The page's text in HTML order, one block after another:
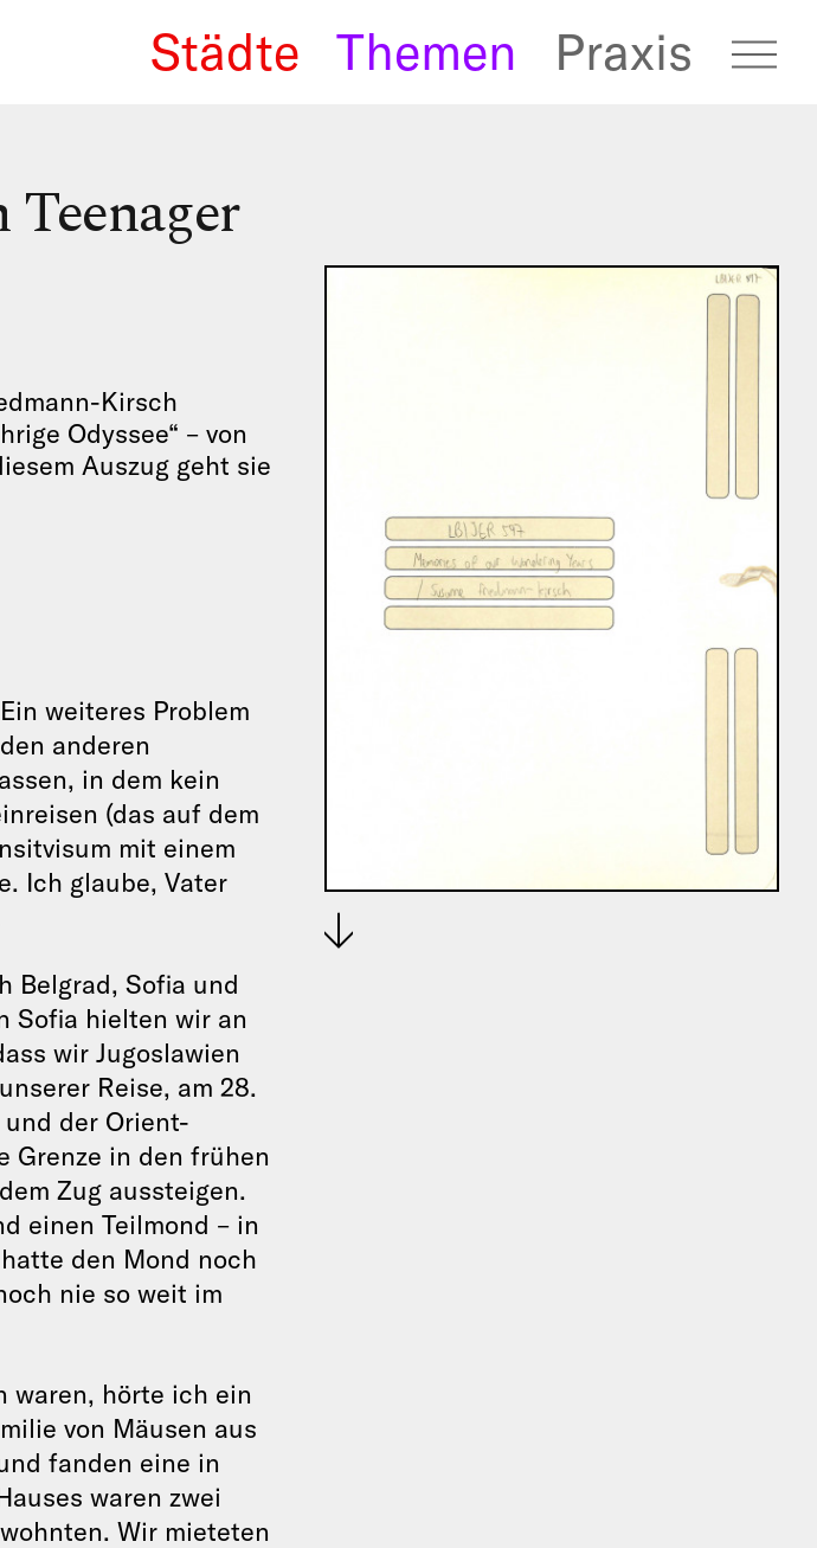
We Refugees Archive
Städte Themen Praxis
Kirsch
Odyssee“ – von
Auszug geht sie
weiteres Problem
anderen
in dem kein
(das auf dem
mit einem
Ich glaube, Vater
Belgrad, Sofia und
Sofia hielten wir an
wir Jugoslawien
Reise, am 28.
der Orient-
Grenze in den frühen
Zug aussteigen.
einen Teilmond – in
den Mond noch
nie so weit im
waren, hörte ich ein
von Mäusen aus
fanden eine in
waren zwei
Wir mieteten